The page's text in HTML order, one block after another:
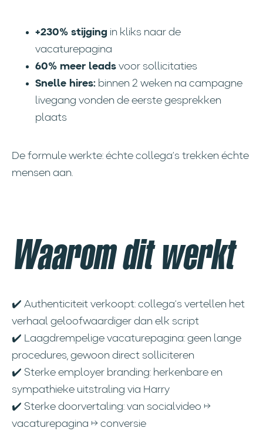
+230% stijging in kliks naar de
vacaturepagina
60% meer leads voor sollicitaties
Snelle hires: binnen 2 weken na campagne
livegang vonden de eerste gesprekken
plaats
De formule werkte: échte collega’s trekken échte
mensen aan.
Waarom dit werkt
✔️ Authenticiteit verkoopt: collega’s vertellen het
verhaal geloofwaardiger dan elk script
✔️ Laagdrempelige vacaturepagina: geen lange
procedures, gewoon direct solliciteren
✔️ Sterke employer branding: herkenbare en
sympathieke uitstraling via Harry
✔️ Sterke doorvertaling: van socialvideo →
vacaturepagina → conversie